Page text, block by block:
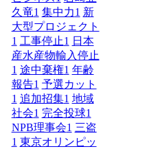
久竜1 集中力1 新
大型プロジェクト
1 工事停止1 日本
産水産物輸入停止
1 途中棄権1 年齢
報告1 予選カット
1 追加招集1 地域
社会1 完全投球1
NPB理事会1 三盗
1 東京オリンピッ